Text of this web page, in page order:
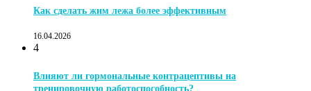
Как сделать жим лежа более эффективным
16.04.2026
4
Влияют ли гормональные контрацептивы на
тренировочную работоспособность?